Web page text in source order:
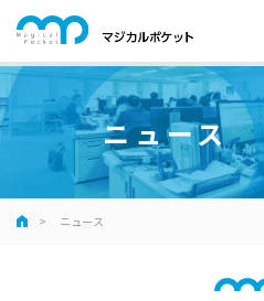
ニュース
ニュース